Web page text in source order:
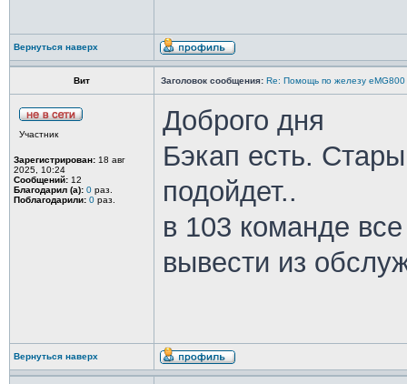
Вернуться наверх
Вит Заголовок сообщения: Re: Помощь по железу eMG800
Участник
Зарегистрирован: 18 авг
2025, 10:24
Сообщений: 12
Благодарил (а): 0 раз.
Поблагодарили: 0 раз.
Доброго дня
Бэкап есть.
подойдет..
в 103 команде
вывести из
Вернуться наверх